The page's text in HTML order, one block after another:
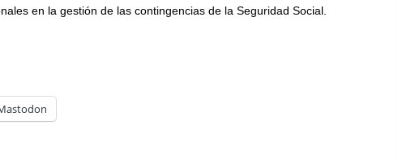
en la gestión de las contingencias de la Seguridad Social.